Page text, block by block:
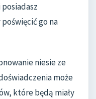
go na
niesie ze
może
które będą miały